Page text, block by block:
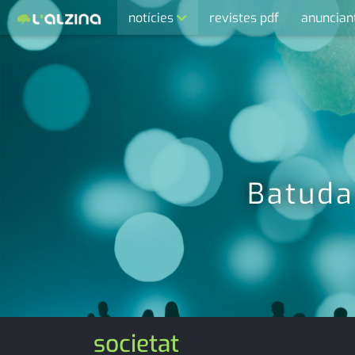
notícies
últimes notícies
cultura
economia
empresa
entrevista
esports
medi ambient
opinió
revistes pdf
societat